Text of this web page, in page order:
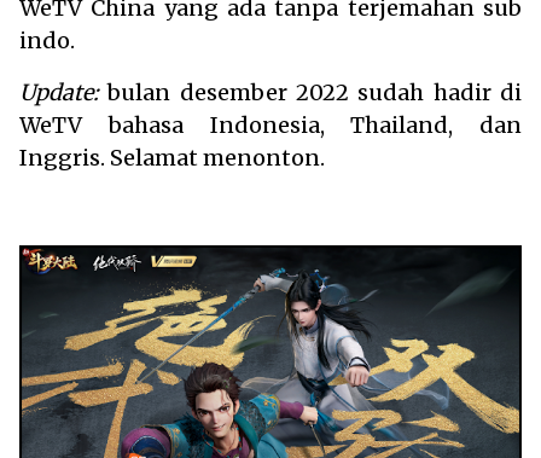
WeTV China yang ada tanpa terjemahan sub
indo.
Update:bulan desember 2022 sudah hadir di
WeTV bahasa Indonesia, Thailand, dan
Inggris. Selamat menonton.